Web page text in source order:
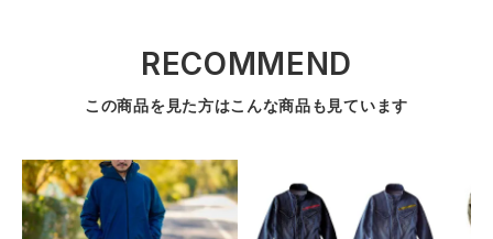
RECOMMEND
この商品を見た方はこんな商品も見ています